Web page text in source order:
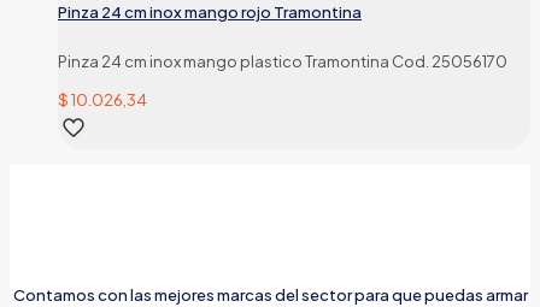
Pinza 24 cm inox mango rojo Tramontina
Pinza 24 cm inox mango plastico Tramontina Cod. 25056170
$10.026,34
Contamos con las mejores marcas del sector para que puedas armar